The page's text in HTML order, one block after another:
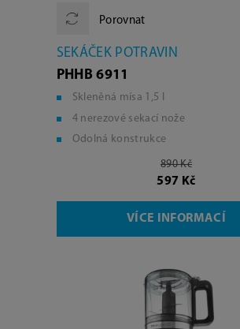
Porovnat
SEKÁČEK POTRAVIN
PHHB 6911
Skleněná mísa 1,5 l
4 nerezové sekací nože
Odolná konstrukce
890 Kč
597 Kč
VÍCE INFORMACÍ